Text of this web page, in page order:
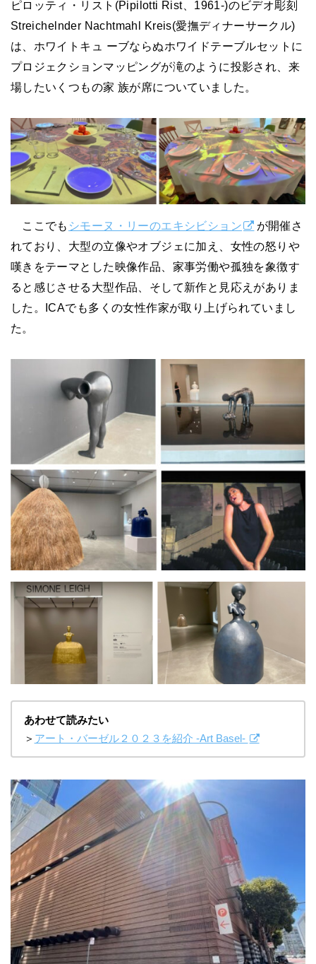
ピロッティ・リスト(Pipilotti Rist、1961-)のビデオ彫刻
Streichelnder Nachtmahl Kreis(愛撫ディナーサークル)
は、ホワイトキュ ーブならぬホワイドテーブルセットに
プロジェクションマッピングが滝のように投影され、来
場したいくつもの家 族が席についていました。
ここでも シモーヌ・リーのエキシビション
が開催さ
れており、大型の立像やオブジェに加え、女性の怒りや
嘆きをテーマとした映像作品、家事労働や孤独を象徴す
ると感じさせる大型作品、そして新作と見応えがありま
した。ICAでも多くの女性作家が取り上げられていまし
た。
あわせて読みたい
＞ アート・バーゼル２０２３を紹介 -Art Basel-